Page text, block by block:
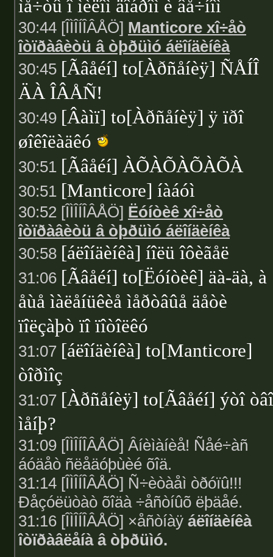
ìå÷òû î ìèëîì äîáðîì è âå÷íîì
30:44 [ÎÌÎÍÎÂÅÖ] Manticore xî÷åò
îòïðàâèòü â òþðüìó áëîíäèíêà
30:45 [Ãâåéí] to[Àðñåíèÿ] ÑÅÍÎ
ÄÀ ÎÂÅÑ!
30:49 [Âàìï] to[Àðñåíèÿ] ÿ ïðî
øîêîëàäêó
30:51 [Ãâåéí] ÀÕÀÕÀÕÀÕÀ
30:51 [Manticore] íàáóì
30:52 [ÎÌÎÍÎÂÅÖ] Ëóíòèê xî÷åò
îòïðàâèòü â òþðüìó áëîíäèíêà
30:58 [áëîíäèíêà] íîëü îôèãåë
31:06 [Ãâåéí] to[Ëóíòèê] äà-äà, à
åùå ìàëåíüêèå ìåðòâûå äåòè
ïîëçàþò ïî ïîòîëêó
31:07 [áëîíäèíêà] to[Manticore]
òîðìîç
31:07 [Àðñåíèÿ] to[Ãâåéí] ýòî
ìåíþ?
31:09 [ÎÌÎÍÎÂÅÖ] Âíèìàíèå! Ñåé÷àñ
áóäåò ñëåäóþùèé õîä.
31:14 [ÎÌÎÍÎÂÅÖ] Ñ÷èòàåì òðóïû!!!
Ðåçóëüòàò õîäà ÷åñòíûõ ëþäåé.
31:16 [ÎÌÎÍÎÂÅÖ] ×åñòíàÿ áëîíäèíêà
îòïðàâëåíà â òþðüìó.